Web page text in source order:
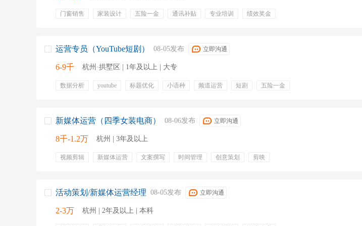
门窗销售 家装设计 五险一金 通讯补贴 专业培训
绩效奖金
运营专员（YouTube短剧） 08-05发布 立即沟通
6-9千 杭州·拱墅区 | 1年及以上 | 大专
数据分析 youtube 标题优化 小语种 频道运营 短剧
五险一金
新媒体运营（四季女装电商） 08-06发布 立即沟通
8千-1.2万 杭州 | 3年及以上
视频剪辑 新媒体运营 文案撰写 时间管理 创意策划
剪映
活动策划/新媒体运营经理 08-05发布 立即沟通
2-3万 杭州 | 2年及以上 | 本科